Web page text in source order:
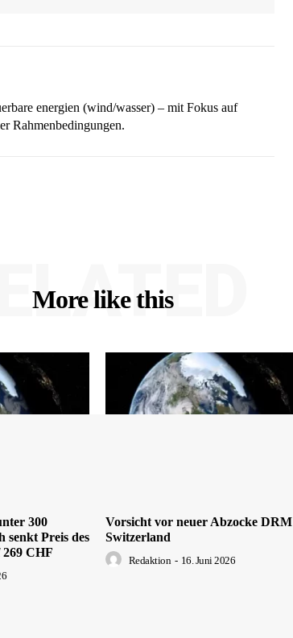
energien (wind/wasser) – mit Fokus auf
Rahmenbedingungen.
More like this
300
senkt Preis des
269 CHF
Vorsicht vor neuer Abzocke DRM
Switzerland
Redaktion - 16. Juni 2026